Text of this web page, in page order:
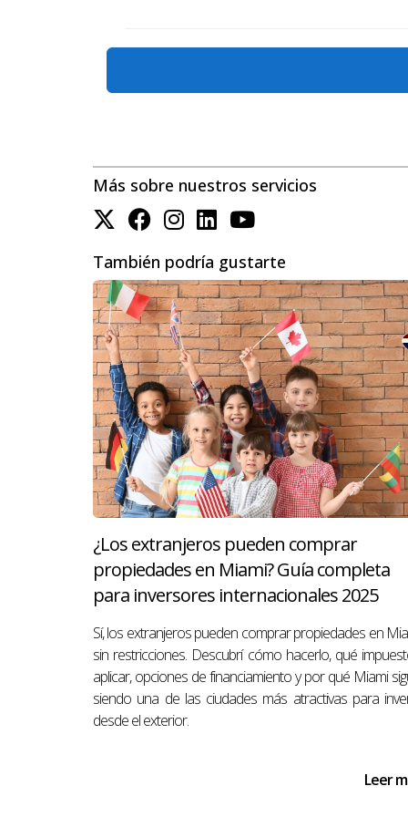
No siempre la mejor oferta es la más alta. Las
12. ¿Puedo vender desde el extranjero?
Sí, se puede vender 100% de forma remota
13. ¿Qué impuestos pago por la
Dependerá de tu estatus fiscal y de cuánto hayas
14. ¿Qué pasa si el comprador se echa
El contrato protege tus derechos. En la mayoría
✅ Conclusión:
Vender una propiedad en Miami no tiene por qué
Le agradecería mucho si pudiera dejar una
Más sobre nuestros servicios
También podría gustarte
¿Los extranjeros pueden comprar
propiedades en Miami? Guía completa
para inversores internacionales 2025
Sí, los extranjeros pueden comprar propiedades en
sin restricciones. Descubrí cómo hacerlo, qué
aplicar, opciones de financiamiento y por qué Miami
siendo una de las ciudades más atractivas para
desde el exterior.
Leer